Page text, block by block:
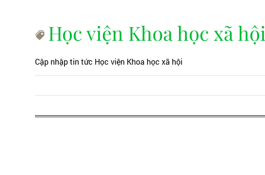
Học viện Khoa học xã hội
Cập nhập tin tức Học viện Khoa học xã hội